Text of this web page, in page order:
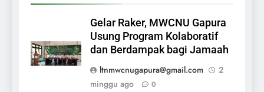
Gelar Raker, MWCNU Gapura
Usung Program Kolaboratif
dan Berdampak bagi Jamaah
ltnmwcnugapura@gmail.com
2
minggu ago
0